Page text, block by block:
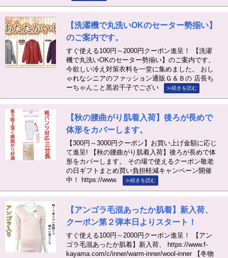
【洗濯機で丸洗いOKのセーター勢揃い】
のご案内です。
すぐ使える100円～2000円クーポン進呈！ 【洗濯
機で丸洗いOKのセーター勢揃い】のご案内です。
今欲しい冷え対策衣料を一堂に集めました。 おし
ゃれなシニアのファッション通販Ｇ＆Ｂの 店長ち
ーちゃんこと黒岩千子でござい
≫続きを読む
【秋の腰曲がり肌着入荷】後ろが長めで
体形をカバーします。
【300円～3000円クーポン】お買い上げ金額に応じ
て進呈! 【秋の腰曲がり肌着入荷】後ろが長めで体
形をカバーします。 その場で使えるクーポン敬老
の日ギフトまとめ買い負担軽減キャンペーン開催
中！ https://www.
≫続きを読む
【アンゴラ毛混あったか肌着】新入荷、
クーポン第２弾本日よりスタート！
すぐ使える100円～2000円クーポン進呈！ 【アン
ゴラ毛混あったか肌着】新入荷、 https://www.f-
kayama.com/c/inner/warm-inner/wool-inner 【冬物